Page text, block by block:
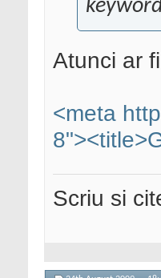
Atunci ar
<meta
Scriu si